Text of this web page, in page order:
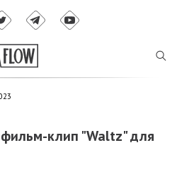
клип "Waltz" для